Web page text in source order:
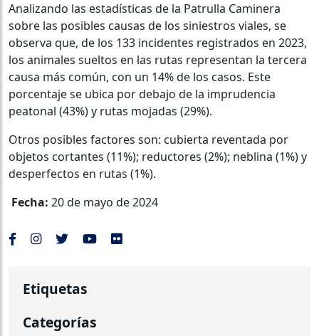
Analizando las estadísticas de la Patrulla Caminera
sobre las posibles causas de los siniestros viales, se
observa que, de los 133 incidentes registrados en 2023,
los animales sueltos en las rutas representan la tercera
causa más común, con un 14% de los casos. Este
porcentaje se ubica por debajo de la imprudencia
peatonal (43%) y rutas mojadas (29%).
Otros posibles factores son: cubierta reventada por
objetos cortantes (11%); reductores (2%); neblina (1%) y
desperfectos en rutas (1%).
Fecha: 20 de mayo de 2024
Etiquetas
Categorías